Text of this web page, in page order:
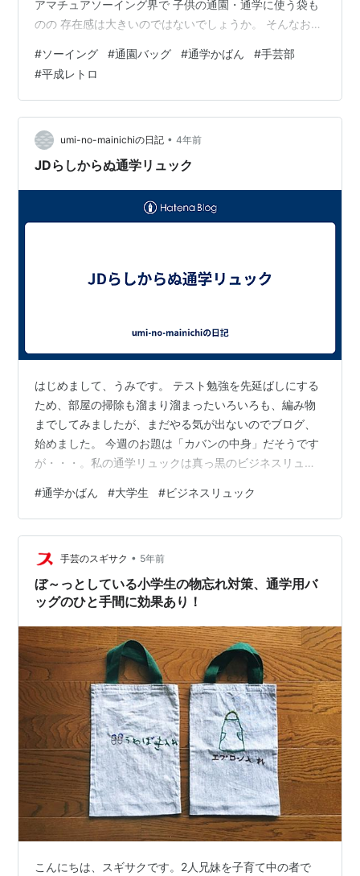
アマチュアソーイング界で 子供の通園・通学に使う袋も
のの 存在感は大きいのではないでしょうか。 そんなお母
活家庭シリーズ 全国のママが作った通園通学袋 婦人生活
社 平成9年3月5日発行（1997年） 全国のママが作った
通園通学袋 (婦人生活家庭シリーズ) 婦人生活社 Amazon
令和の現代では、もしかすると おしゃれでスマートな感
じの袋ものが 主流かもですが …
#ソーイング #通園バッグ #通学かばん #手芸部
#平成レトロ
umi-no-mainichiの日記 • 4年前
JDらしからぬ通学リュック
はじめまして、うみです。 テスト勉強を先延ばしにする
ため、部屋の掃除も溜まり溜まったいろいろも、編み物
までしてみましたが、まだやる気が出ないのでブログ、
始めました。 今週のお題は「カバンの中身」だそうです
が・・・。私の通学リュックは真っ黒のビジネスリュッ
性重視です。でもシンプルでスタイリッシュな見た目も
結構気に入っています。 毎日入れているものは ＜学校で
使うもの＞ ノートPC、ipad、ipadのキーボード、教科
書、充電コード類、シャーペン、学生証 ＜いつも持って
いるもの＞ ミニ財布、うさ耳ポーチ（リップ、パウダ
ー、日焼け止め、ドライシャンプ…
#通学かばん #大学生 #ビジネスリュック
手芸のスギサク • 5年前
ぼ～っとしている小学生の物忘れ対策、通学用バ
ッグのひと手間に効果あり！
こんにちは、スギサクです。2人兄妹を子育て中の者で